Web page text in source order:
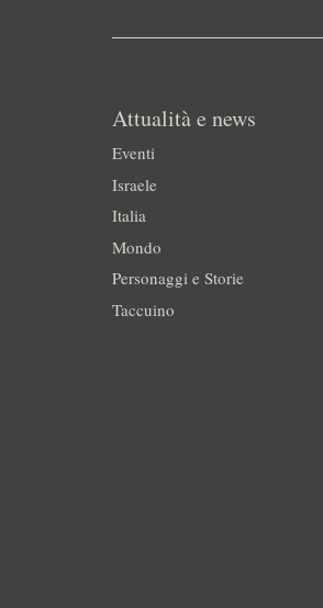
Attualità e news
Eventi
Israele
Italia
Mondo
Personaggi e Storie
Taccuino